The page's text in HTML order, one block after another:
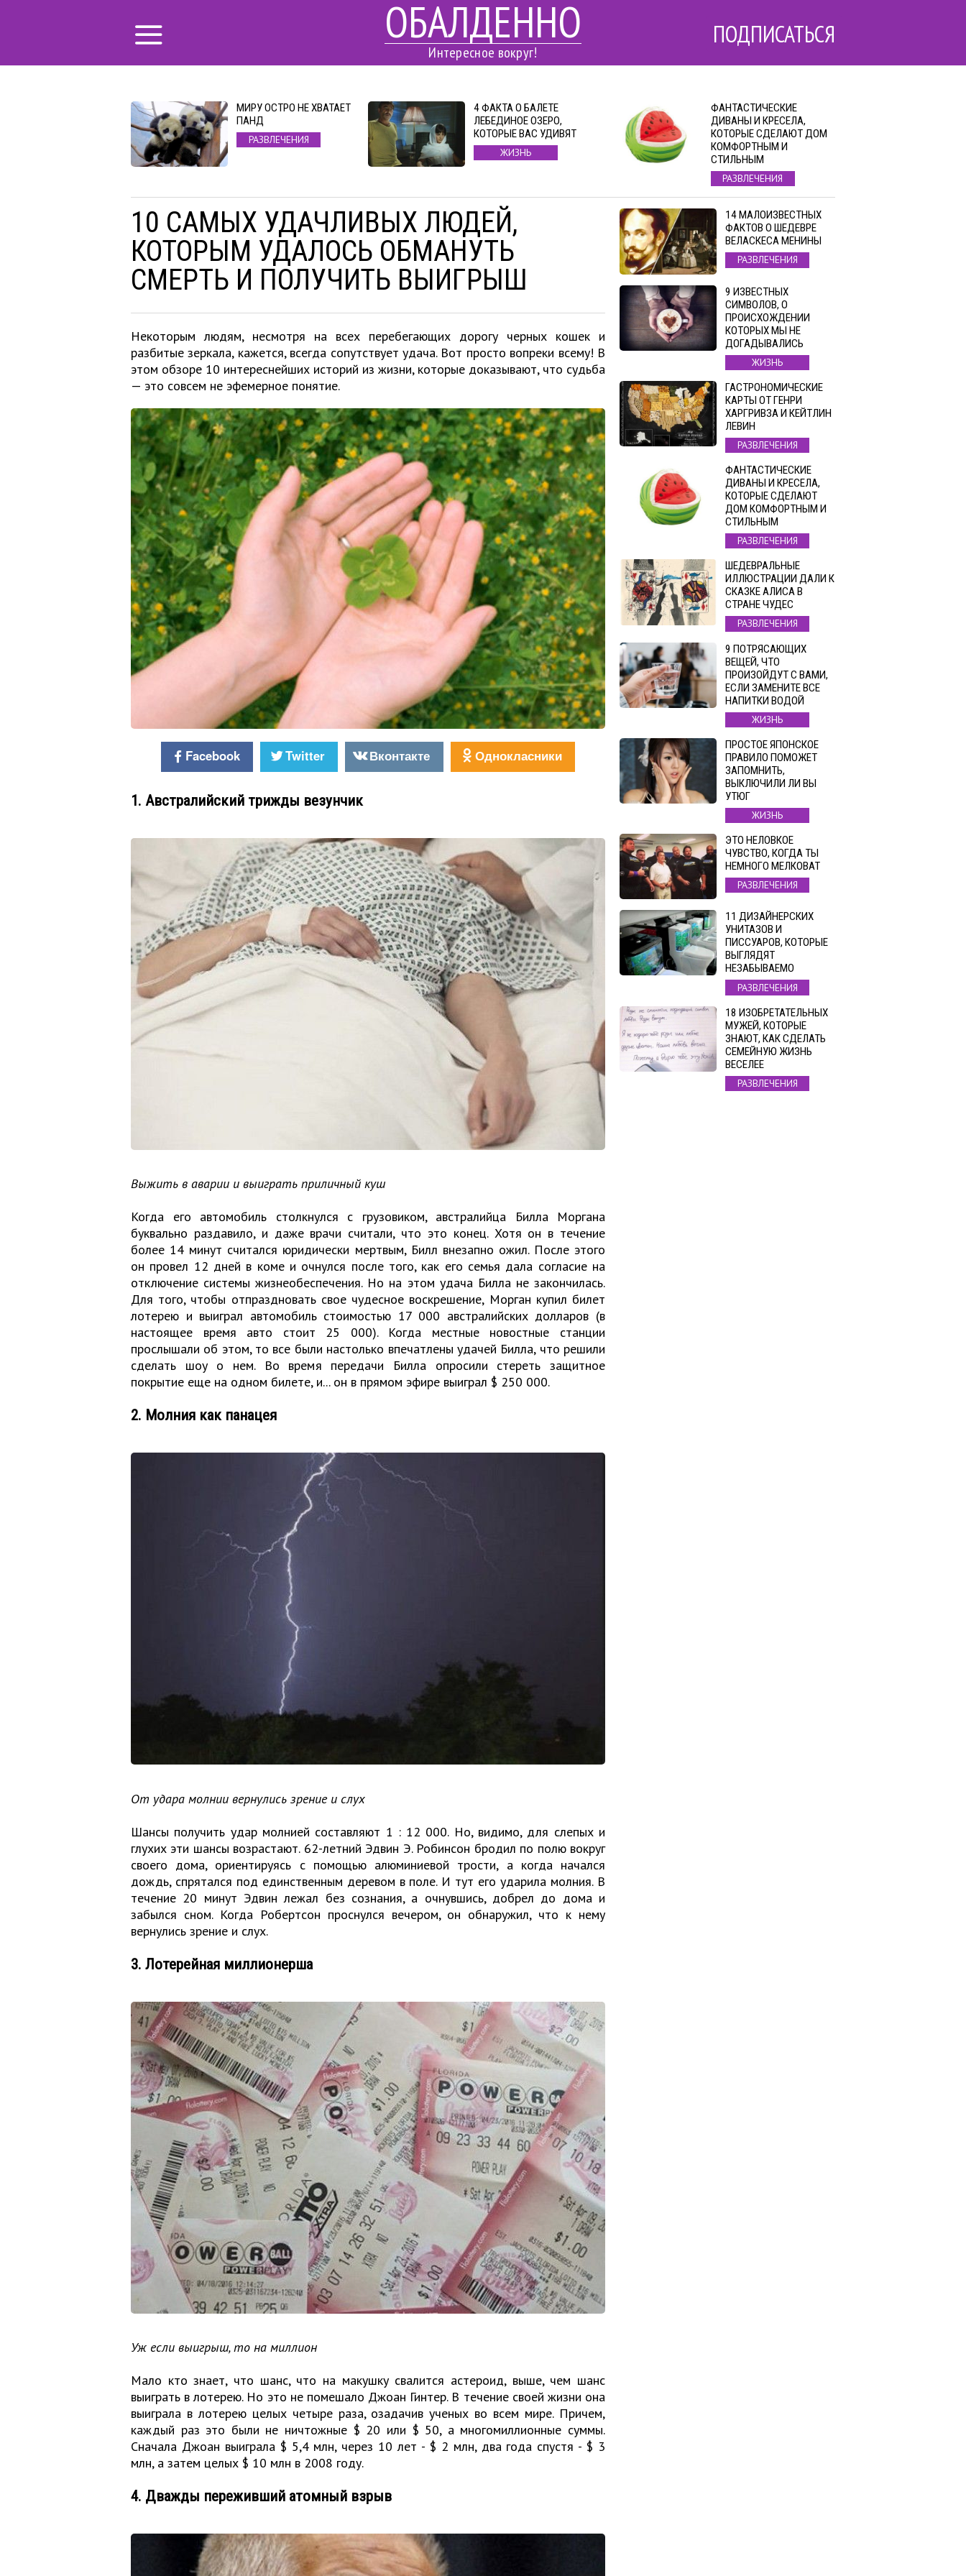
ОБАЛДЕННО
Интересное вокруг!
ПОДПИСАТЬСЯ
МИРУ ОСТРО НЕ ХВАТАЕТ
ПАНД
РАЗВЛЕЧЕНИЯ
4 ФАКТА О БАЛЕТЕ
ЛЕБЕДИНОЕ ОЗЕРО,
КОТОРЫЕ ВАС УДИВЯТ
ЖИЗНЬ
ФАНТАСТИЧЕСКИЕ
ДИВАНЫ И КРЕСЕЛА,
КОТОРЫЕ СДЕЛАЮТ ДОМ
КОМФОРТНЫМ И
СТИЛЬНЫМ
РАЗВЛЕЧЕНИЯ
10 САМЫХ УДАЧЛИВЫХ ЛЮДЕЙ,
КОТОРЫМ УДАЛОСЬ ОБМАНУТЬ
СМЕРТЬ И ПОЛУЧИТЬ ВЫИГРЫШ
Некоторым людям, несмотря на всех перебегающих дорогу черных кошек и
разбитые зеркала, кажется, всегда сопутствует удача. Вот просто вопреки всему! В
этом обзоре 10 интереснейших историй из жизни, которые доказывают, что судьба
— это совсем не эфемерное понятие.
Facebook Twitter Вконтакте Однокласники
1. Австралийский трижды везунчик
Выжить в аварии и выиграть приличный куш
Когда его автомобиль столкнулся с грузовиком, австралийца Билла Моргана
буквально раздавило, и даже врачи считали, что это конец. Хотя он в течение
более 14 минут считался юридически мертвым, Билл внезапно ожил. После этого
он провел 12 дней в коме и очнулся после того, как его семья дала согласие на
отключение системы жизнеобеспечения. Но на этом удача Билла не закончилась.
Для того, чтобы отпраздновать свое чудесное воскрешение, Морган купил билет
лотерею и выиграл автомобиль стоимостью 17 000 австралийских долларов (в
настоящее время авто стоит 25 000). Когда местные новостные станции
прослышали об этом, то все были настолько впечатлены удачей Билла, что решили
сделать шоу о нем. Во время передачи Билла опросили стереть защитное
покрытие еще на одном билете, и... он в прямом эфире выиграл $ 250 000.
2. Молния как панацея
От удара молнии вернулись зрение и слух
Шансы получить удар молнией составляют 1 : 12 000. Но, видимо, для слепых и
глухих эти шансы возрастают. 62-летний Эдвин Э. Робинсон бродил по полю вокруг
своего дома, ориентируясь с помощью алюминиевой трости, а когда начался
дождь, спрятался под единственным деревом в поле. И тут его ударила молния. В
течение 20 минут Эдвин лежал без сознания, а очнувшись, добрел до дома и
забылся сном. Когда Робертсон проснулся вечером, он обнаружил, что к нему
вернулись зрение и слух.
3. Лотерейная миллионерша
Уж если выигрыш, то на миллион
Мало кто знает, что шанс, что на макушку свалится астероид, выше, чем шанс
выиграть в лотерею. Но это не помешало Джоан Гинтер. В течение своей жизни она
выиграла в лотерею целых четыре раза, озадачив ученых во всем мире. Причем,
каждый раз это были не ничтожные $ 20 или $ 50, а многомиллионные суммы.
Сначала Джоан выиграла $ 5,4 млн, через 10 лет - $ 2 млн, два года спустя - $ 3
млн, а затем целых $ 10 млн в 2008 году.
4. Дважды переживший атомный взрыв
14 МАЛОИЗВЕСТНЫХ
ФАКТОВ О ШЕДЕВРЕ
ВЕЛАСКЕСА МЕНИНЫ
РАЗВЛЕЧЕНИЯ
9 ИЗВЕСТНЫХ
СИМВОЛОВ, О
ПРОИСХОЖДЕНИИ
КОТОРЫХ МЫ НЕ
ДОГАДЫВАЛИСЬ
ЖИЗНЬ
ГАСТРОНОМИЧЕСКИЕ
КАРТЫ ОТ ГЕНРИ
ХАРГРИВЗА И КЕЙТЛИН
ЛЕВИН
РАЗВЛЕЧЕНИЯ
ФАНТАСТИЧЕСКИЕ
ДИВАНЫ И КРЕСЕЛА,
КОТОРЫЕ СДЕЛАЮТ
ДОМ КОМФОРТНЫМ И
СТИЛЬНЫМ
РАЗВЛЕЧЕНИЯ
ШЕДЕВРАЛЬНЫЕ
ИЛЛЮСТРАЦИИ ДАЛИ К
СКАЗКЕ АЛИСА В
СТРАНЕ ЧУДЕС
РАЗВЛЕЧЕНИЯ
9 ПОТРЯСАЮЩИХ
ВЕЩЕЙ, ЧТО
ПРОИЗОЙДУТ С ВАМИ,
ЕСЛИ ЗАМЕНИТЕ ВСЕ
НАПИТКИ ВОДОЙ
ЖИЗНЬ
ПРОСТОЕ ЯПОНСКОЕ
ПРАВИЛО ПОМОЖЕТ
ЗАПОМНИТЬ,
ВЫКЛЮЧИЛИ ЛИ ВЫ
УТЮГ
ЖИЗНЬ
ЭТО НЕЛОВКОЕ
ЧУВСТВО, КОГДА ТЫ
НЕМНОГО МЕЛКОВАТ
РАЗВЛЕЧЕНИЯ
11 ДИЗАЙНЕРСКИХ
УНИТАЗОВ И
ПИССУАРОВ, КОТОРЫЕ
ВЫГЛЯДЯТ
НЕЗАБЫВАЕМО
РАЗВЛЕЧЕНИЯ
18 ИЗОБРЕТАТЕЛЬНЫХ
МУЖЕЙ, КОТОРЫЕ
ЗНАЮТ, КАК СДЕЛАТЬ
СЕМЕЙНУЮ ЖИЗНЬ
ВЕСЕЛЕЕ
РАЗВЛЕЧЕНИЯ